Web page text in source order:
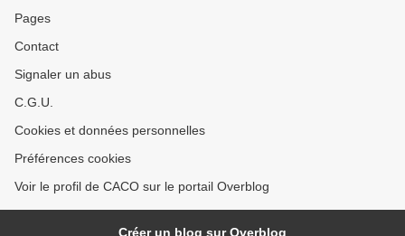
Pages
Contact
Signaler un abus
C.G.U.
Cookies et données personnelles
Préférences cookies
Voir le profil de CACO sur le portail Overblog
Créer un blog sur Overblog